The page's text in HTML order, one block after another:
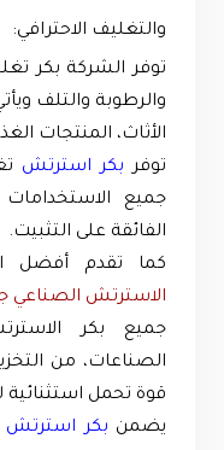
والتغليف الاحترافي:
توفر الشركة بكر
والرطوبة والتلف
الأثاث، المنتجات
توفر بكر استرتش
جميع الاستخدامات
الفائقة على التثبيت.
كما تقدم أفضل
الاسترتش الصناعي
جميع بكر
الصناعات، من
قوة تحمل استثنائية
يضمن بكر استرتش